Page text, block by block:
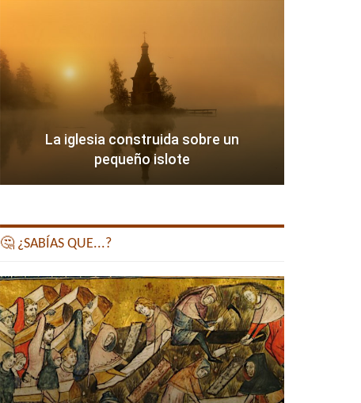
La iglesia construida sobre un
pequeño islote
🤔 ¿SABÍAS QUE...?